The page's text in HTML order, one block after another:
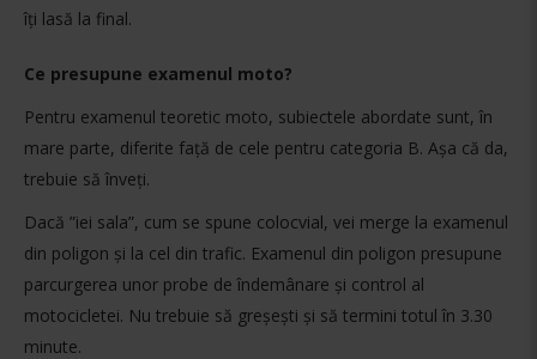
îți lasă la final.
Ce presupune examenul moto?
Pentru examenul teoretic moto, subiectele abordate sunt, în
mare parte, diferite față de cele pentru categoria B. Așa că da,
trebuie să înveți.
Dacă ”iei sala”, cum se spune colocvial, vei merge la examenul
din poligon și la cel din trafic. Examenul din poligon presupune
parcurgerea unor probe de îndemânare și control al
motocicletei. Nu trebuie să greșești și să termini totul în 3.30
minute.